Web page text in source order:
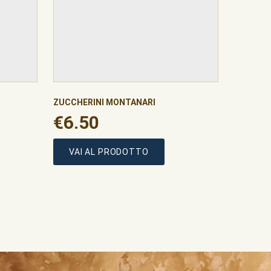
ZUCCHERINI MONTANARI
€6.50
€6.50
VAI AL PRODOTTO